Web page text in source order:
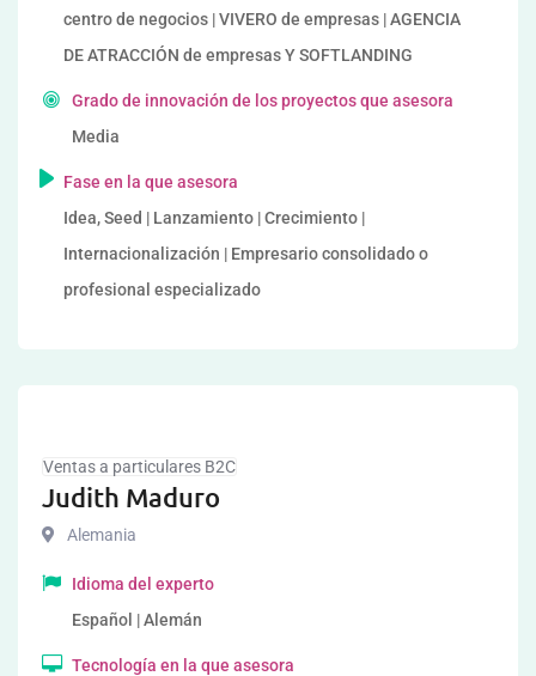
centro de negocios | VIVERO de empresas | AGENCIA
DE ATRACCIÓN de empresas Y SOFTLANDING
Grado de innovación de los proyectos que asesora
Media
Fase en la que asesora
Idea, Seed | Lanzamiento | Crecimiento |
Internacionalización | Empresario consolidado o
profesional especializado
Ventas a particulares B2C
Judith Maduro
Alemania
Idioma del experto
Español | Alemán
Tecnología en la que asesora